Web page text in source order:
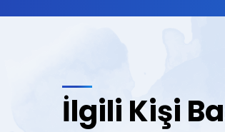
İlgili Kişi